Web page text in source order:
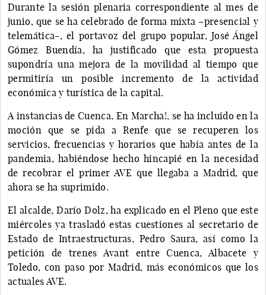
Durante la sesión plenaria correspondiente al mes de
junio, que se ha celebrado de forma mixta –presencial y
telemática-, el portavoz del grupo popular, José Ángel
Gómez Buendía, ha justificado que esta propuesta
supondría una mejora de la movilidad al tiempo que
permitiría un posible incremento de la actividad
económica y turística de la capital.
A instancias de Cuenca, En Marcha!, se ha incluido en la
moción que se pida a Renfe que se recuperen los
servicios, frecuencias y horarios que había antes de la
pandemia, habiéndose hecho hincapié en la necesidad
de recobrar el primer AVE que llegaba a Madrid, que
ahora se ha suprimido.
El alcalde, Darío Dolz, ha explicado en el Pleno que este
miércoles ya trasladó estas cuestiones al secretario de
Estado de Intraestructuras, Pedro Saura, así como la
petición de trenes Avant entre Cuenca, Albacete y
Toledo, con paso por Madrid, más económicos que los
actuales AVE.